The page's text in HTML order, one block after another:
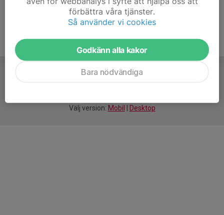
Välj version: Mobil Desktop
förbättra våra tjänster.
Så använder vi cookies
Godkänn alla kakor
Bara nödvändiga